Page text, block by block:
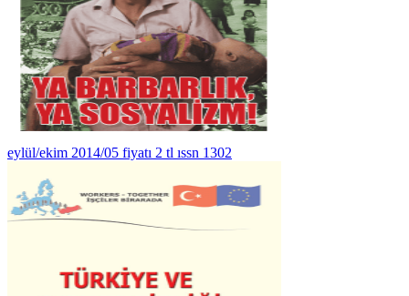
eylül/ekim 2014/05 fiyatı 2 tl ıssn 1302